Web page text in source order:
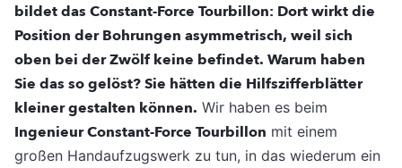
bildet das Constant-Force Tourbillon: Dort wirkt die
Position der Bohrungen asymmetrisch, weil sich
oben bei der Zwölf keine befindet. Warum haben
Sie das so gelöst? Sie hätten die Hilfszifferblätter
kleiner gestalten können. Wir haben es beim
Ingenieur Constant-Force Tourbillon mit einem
großen Handaufzugswerk zu tun, in das wiederum ein